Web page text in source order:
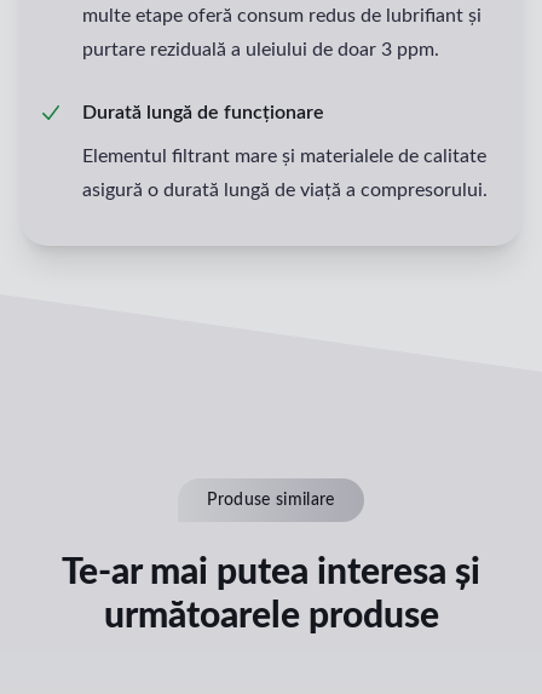
multe etape oferă consum redus de lubrifiant și
purtare reziduală a uleiului de doar 3 ppm.
Durată lungă de funcționare
Elementul filtrant mare și materialele de calitate
asigură o durată lungă de viață a compresorului.
Produse similare
Te-ar mai putea interesa și
următoarele produse